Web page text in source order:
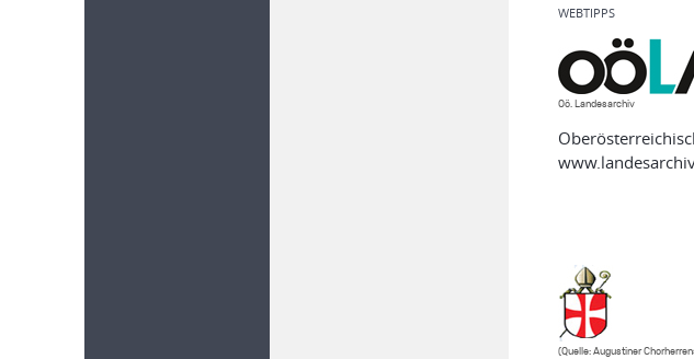
WEBTIPPS
Oö. Landesarchiv
(Quelle: Augustiner